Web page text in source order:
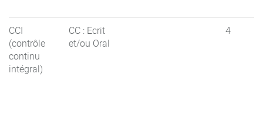
CCI
(contrôle
continu
intégral)
CC : Ecrit
et/ou Oral
4